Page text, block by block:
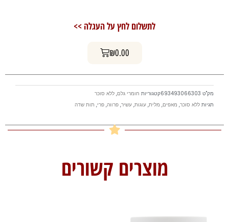
לתשלום לחץ על העגלה >>
₪0.00 עגלת קניות
מק"ט 693493066303קטגוריות חומרי גלם, ללא סוכר
תגיות ללא סוכר, מאפים, מלית, עוגות, עשיר, פרווה, פרי, תות שדה
מוצרים קשורים